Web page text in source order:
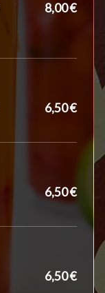
8,00 €
6,50 €
6,50 €
6,50 €